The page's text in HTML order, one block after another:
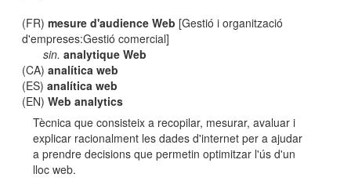
(FR)mesure d'audience Web [Gestió i organització
d'empreses:Gestió comercial]
sin. analytique Web
(CA)analítica web
(ES)analítica web
(EN)Web analytics
Tècnica que consisteix a recopilar, mesurar, avaluar i
explicar racionalment les dades d'internet per a ajudar
a prendre decisions que permetin optimitzar l'ús d'un
lloc web.